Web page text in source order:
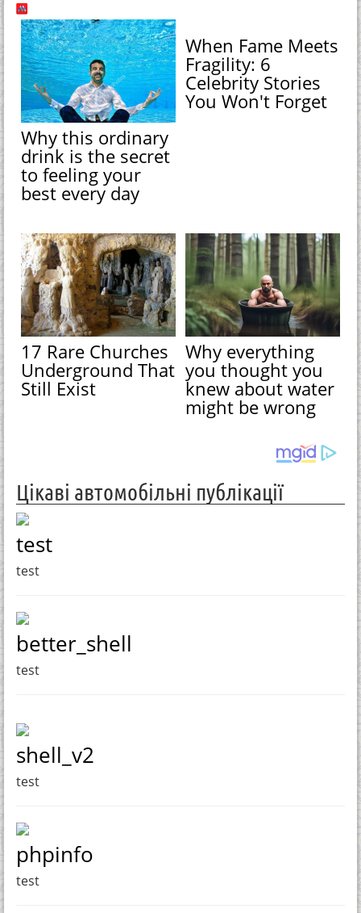
Why this ordinary
drink is the secret
to feeling your
best every day
When Fame Meets
Fragility: 6
Celebrity Stories
You Won't Forget
17 Rare Churches
Underground That
Still Exist
Why everything
you thought you
knew about water
might be wrong
Цікаві автомобільні публікації
test
test
better_shell
test
shell_v2
test
phpinfo
test